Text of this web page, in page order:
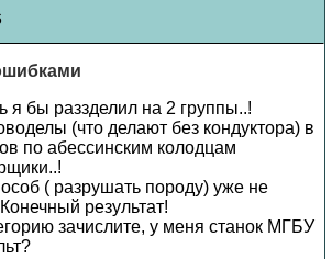
я бы раззделил на 2 группы..!
(что делают без кондуктора) в
по абессинским колодцам
( разрушать породу) уже не
результат!
зачислите, у меня станок МГБУ